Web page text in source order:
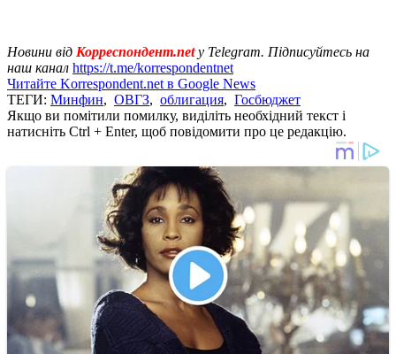
Новини від Корреспондент.net у Telegram. Підписуйтесь на
наш канал https://t.me/korrespondentnet
Читайте Korrespondent.net в Google News
ТЕГИ: Минфин, ОВГЗ, облигация, Госбюджет
Якщо ви помітили помилку, виділіть необхідний текст і
натисніть Ctrl + Enter, щоб повідомити про це редакцію.